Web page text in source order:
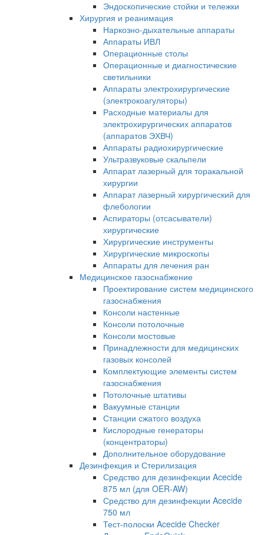
Эндоскопические стойки и тележки
Хирургия и реанимация
Наркозно-дыхательные аппараты
Аппараты ИВЛ
Операционные столы
Операционные и диагностические
светильники
Аппараты электрохирургические
(электрокоагуляторы)
Расходные материалы для
электрохирургических аппаратов
(аппаратов ЭХВЧ)
Аппараты радиохирургические
Ультразвуковые скальпели
Аппарат лазерный для торакальной
хирургии
Аппарат лазерный хирургический для
флебологии
Аспираторы (отсасыватели)
хирургические
Хирургические инструменты
Хирургические микроскопы
Аппараты для лечения ран
Медицинское газоснабжение
Проектирование систем медицинского
газоснабжения
Консоли настенные
Консоли потолочные
Консоли мостовые
Принадлежности для медицинских
газовых консолей
Комплектующие элементы систем
газоснабжения
Потолочные штативы
Вакуумные станции
Станции сжатого воздуха
Кислородные генераторы
(концентраторы)
Дополнительное оборудование
Дезинфекция и Стерилизация
Средство для дезинфекции Acecide
875 мл (для OER-AW)
Средство для дезинфекции Acecide
750 мл
Тест-полоски Acecide Checker